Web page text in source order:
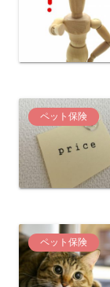
ペット保険
ペット保険